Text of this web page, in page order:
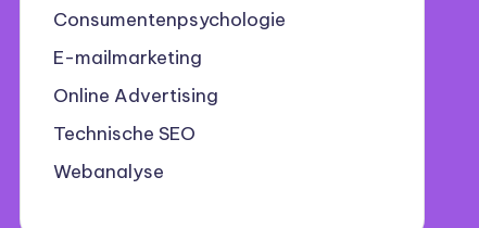
Consumentenpsychologie
E-mailmarketing
Online Advertising
Technische SEO
Webanalyse